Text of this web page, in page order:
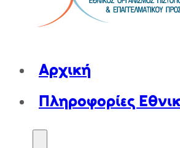
Αρχική
Πληροφορίες